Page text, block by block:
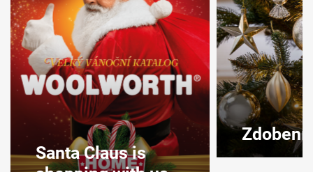
Santa Claus is
Zdobení